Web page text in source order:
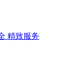
精致服务